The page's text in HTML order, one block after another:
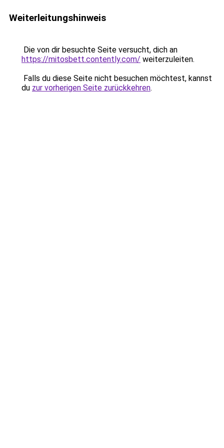
Weiterleitungshinweis
Die von dir besuchte Seite versucht, dich an
https://mitosbett.contently.com/ weiterzuleiten.
Falls du diese Seite nicht besuchen möchtest, kannst
du zur vorherigen Seite zurückkehren.